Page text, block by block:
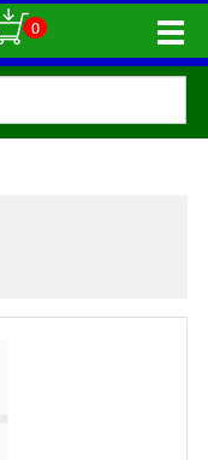
Toggle
0